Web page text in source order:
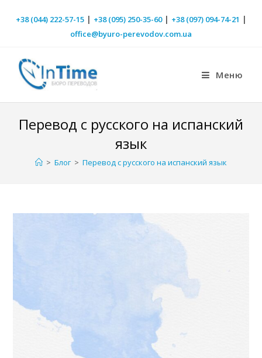
+38 (044) 222-57-15| +38 (095) 250-35-60| +38 (097) 094-74-21 |
office@byuro-perevodov.com.ua
Меню
Перевод с русского на испанский
язык
> Блог > Перевод с русского на испанский язык